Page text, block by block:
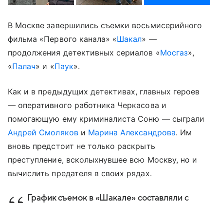
В Москве завершились съемки восьмисерийного
фильма «Первого канала» «Шакал» —
продолжения детективных сериалов «Мосгаз»,
«Палач» и «Паук».
Как и в предыдущих детективах, главных героев
— оперативного работника Черкасова и
помогающую ему криминалиста Соню — сыграли
Андрей Смолякови Марина Александрова. Им
вновь предстоит не только раскрыть
преступление, всколыхнувшее всю Москву, но и
вычислить предателя в своих рядах.
График съемок в «Шакале» составляли с